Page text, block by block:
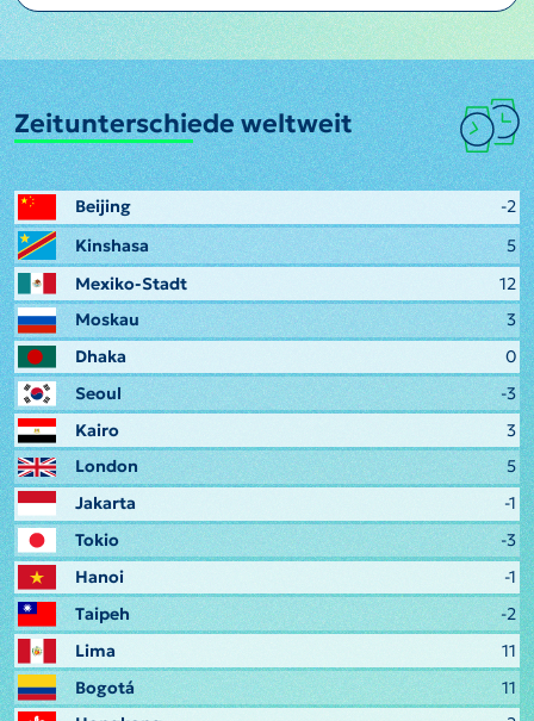
Zeitunterschiede weltweit
Beijing
-2
Kinshasa
5
Mexiko-Stadt
12
Moskau
3
Dhaka
0
Seoul
-3
Kairo
3
London
5
Jakarta
-1
Tokio
-3
Hanoi
-1
Taipeh
-2
Lima
11
Bogotá
11